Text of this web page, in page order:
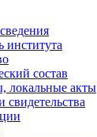
института
состав
локальные акты